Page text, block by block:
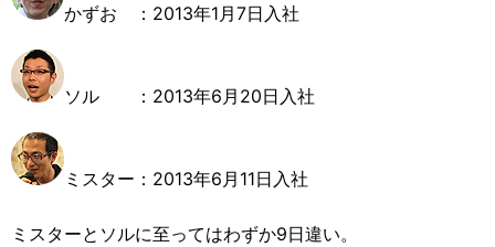
かずお ：2013年1月7日入社
ソル ：2013年6月20日入社
ミスター：2013年6月11日入社
ミスターとソルに至ってはわずか9日違い。